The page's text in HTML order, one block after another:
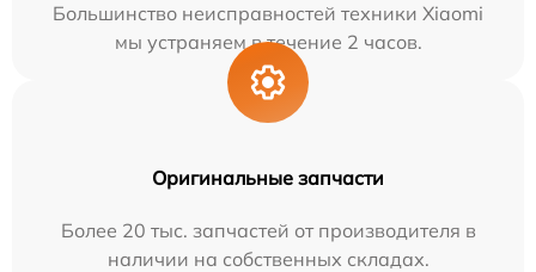
Большинство неисправностей техники Xiaomi
мы устраняем в течение 2 часов.
Оригинальные запчасти
Более 20 тыс. запчастей от производителя в
наличии на собственных складах.